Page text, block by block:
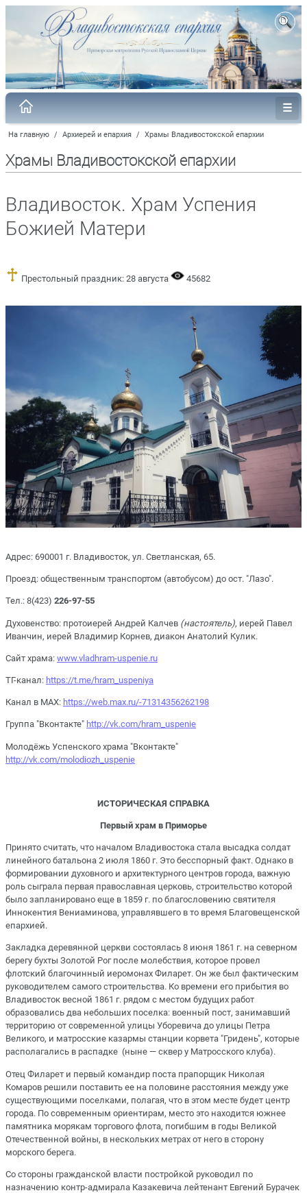
На главную / Архиерей и епархия / Храмы Владивостокской епархии
Храмы Владивостокской епархии
Владивосток. Храм Успения
Божией Матери
Престольный праздник: 28 августа 45682
Адрес: 690001 г. Владивосток, ул. Светланская, 65.
Проезд: общественным транспортом (автобусом) до ост. "Лазо".
Тел.: 8(423) 226-97-55
Духовенство: протоиерей Андрей Калчев (настоятель), иерей Павел
Иванчин, иерей Владимир Корнев, диакон Анатолий Кулик.
Сайт храма: www.vladhram-uspenie.ru
ТГ-канал: https://t.me/hram_uspeniya
Канал в МАХ: https://web.max.ru/-71314356262198
Группа "Вконтакте" http://vk.com/hram_uspenie
Молодёжь Успенского храма "Вконтакте"
http://vk.com/molodiozh_uspenie
ИСТОРИЧЕСКАЯ СПРАВКА
Первый храм в Приморье
Принято считать, что началом Владивостока стала высадка солдат
линейного батальона 2 июля 1860 г. Это бесспорный факт. Однако в
формировании духовного и архитектурного центров города, важную
роль сыграла первая православная церковь, строительство которой
было запланировано еще в 1859 г. по благословению святителя
Иннокентия Вениаминова, управлявшего в то время Благовещенской
епархией.
Закладка деревянной церкви состоялась 8 июня 1861 г. на северном
берегу бухты Золотой Рог после молебствия, которое провел
флотский благочинный иеромонах Филарет. Он же был фактическим
руководителем самого строительства. Ко времени его прибытия во
Владивосток весной 1861 г. рядом с местом будущих работ
образовались два небольших поселка: военный пост, занимавший
территорию от современной улицы Уборевича до улицы Петра
Великого, и матросские казармы станции корвета "Гридень", которые
располагались в распадке (ныне — сквер у Матросского клуба).
Отец Филарет и первый командир поста прапорщик Николая
Комаров решили поставить ее на половине расстояния между уже
существующими поселками, полагая, что в этом месте будет центр
города. По современным ориентирам, место это находится южнее
памятника морякам торгового флота, погибшим в годы Великой
Отечественной войны, в нескольких метрах от него в сторону
морского берега.
Со стороны гражданской власти постройкой руководил по
назначению контр-адмирала Казакевича лейтенант Евгений Бурачек